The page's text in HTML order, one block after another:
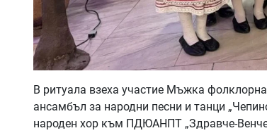
В ритуала взеха участие Мъжка
ансамбъл за народни песни и танци
народен хор към ПДЮАНПТ „Здравче-